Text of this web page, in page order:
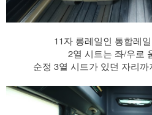
11자 롱레일인 통합레
2열 시트는 좌/우로
순정 3열 시트가 있던 자리